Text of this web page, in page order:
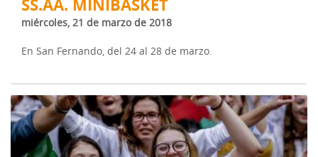
miércoles, 21 de marzo de 2018
En San Fernando, del 24 al 28 de marzo.